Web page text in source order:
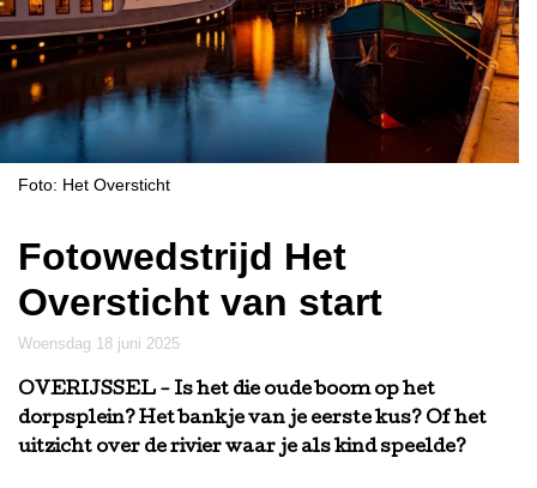
Foto: Het Oversticht
Fotowedstrijd Het
Oversticht van start
woensdag 18 juni 2025
OVERIJSSEL - Is het die oude boom op het
dorpsplein? Het bankje van je eerste kus? Of het
uitzicht over de rivier waar je als kind speelde?